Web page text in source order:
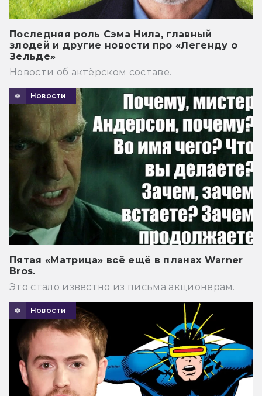
Последняя роль Сэма Нила, главный
злодей и другие новости про «Легенду о
Зельде»
Новости об актёрском составе.
Новости
Пятая «Матрица» всё ещё в планах Warner
Bros.
Это стало известно из письма акционерам.
Новости